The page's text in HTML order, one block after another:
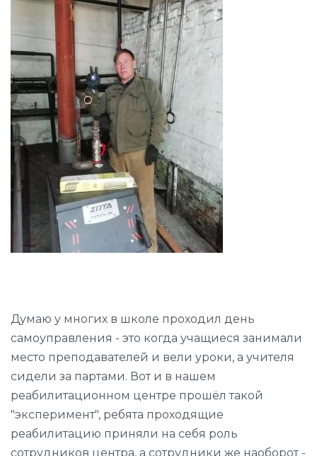
Думаю у многих в школе проходил день
самоуправления - это когда учащиеся занимали
место преподавателей и вели уроки, а учителя
сидели за партами. Вот и в нашем
реабилитационном центре прошёл такой
"эксперимент", ребята проходящие
реабилитацию приняли на себя роль
сотрудников центра, а сотрудники же наоборот -